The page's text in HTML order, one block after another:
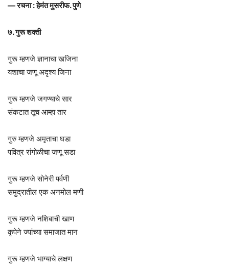
— रचना : हेमंत मुसरीफ. पुणे
७. गुरू शक्ती
गुरू म्हणजे ज्ञानाचा खजिना
यशाचा जणू अदृश्य जिना
गुरू म्हणजे जगण्याचे सार
संकटात तूच आम्हा तार
गुरु म्हणजे अमृताचा घडा
पवित्र रांगोळीचा जणू सडा
गुरू म्हणजे सोनेरी पर्वणी
समुद्रातील एक अनमोल मणी
गुरू म्हणजे नशिबाची खाण
कृपेने ज्यांच्या समाजात मान
गुरू म्हणजे भाग्याचे लक्षण